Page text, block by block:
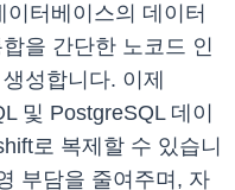
터베이스의 데이터
을 간단한 노코드 인
성합니다. 이제
및 PostgreSQL 데이
로 복제할 수 있습니
부담을 줄여주며, 자